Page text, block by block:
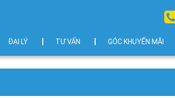
ĐẠI LÝ TƯ VẤN GÓC KHUYẾN MÃI